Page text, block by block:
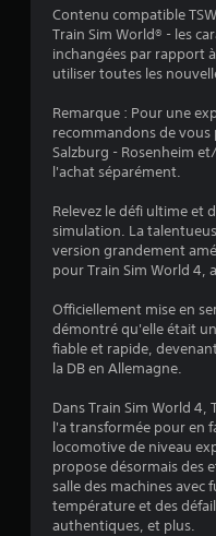
Contenu compatible
Train Sim World® - les
inchangées par rapport
utiliser toutes les
Remarque : Pour une
recommandons de vous
Salzburg - Rosenheim
l'achat séparément.
Relevez le défi ultime et
simulation. La
version grandement
pour Train Sim World 4,
Officiellement mise en
démontré qu'elle était
fiable et rapide,
la DB en Allemagne.
Dans Train Sim World 4,
l'a transformée pour en
locomotive de niveau
propose désormais des
salle des machines avec
température et des
authentiques, et plus.